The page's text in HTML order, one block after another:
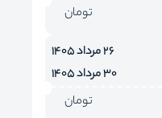
تومان
26 مرداد 1405
30 مرداد 1405
تومان